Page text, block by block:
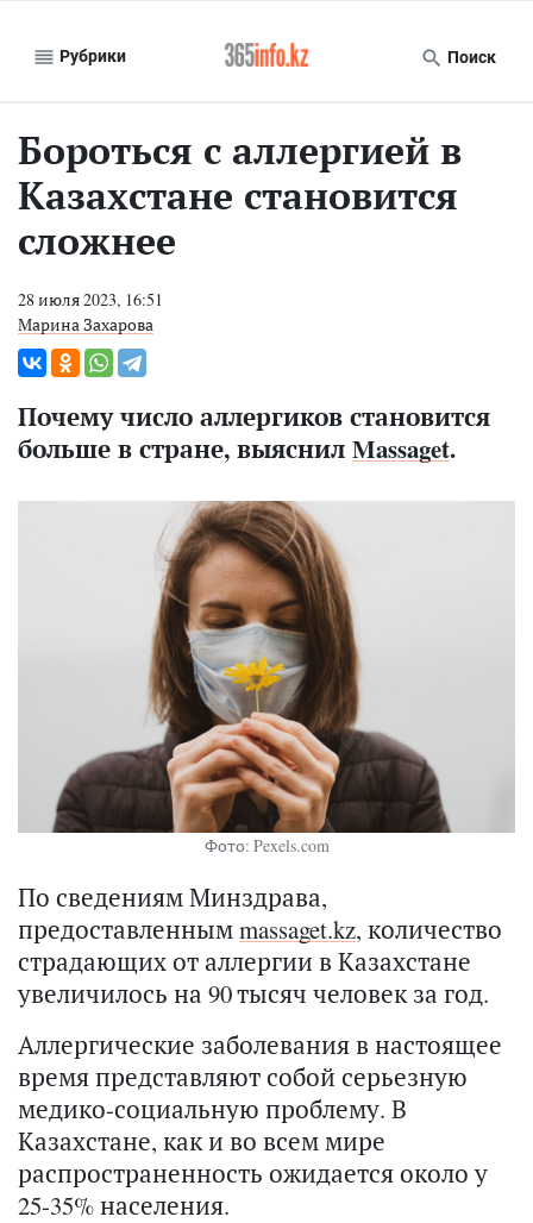
Рубрики Поиск
Бороться с аллергией в
Казахстане становится
сложнее
28 июля 2023, 16:51
Марина Захарова
Почему число аллергиков становится
больше в стране, выяснил Massaget.
Фото: Pexels.com
По сведениям Минздрава,
предоставленнымmassaget.kz, количество
страдающих от аллергии в Казахстане
увеличилось на 90 тысяч человек за год.
Аллергические заболевания в настоящее
время представляют собой серьезную
медико-социальную проблему. В
Казахстане, как и во всем мире
распространенность ожидается около у
25-35% населения.